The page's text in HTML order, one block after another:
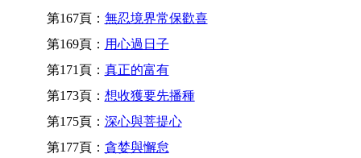
第167頁： 無忍境界常保歡喜
第169頁： 用心過日子
第171頁： 真正的富有
第173頁： 想收獲要先播種
第175頁： 深心與菩提心
第177頁： 貪婪與懈怠